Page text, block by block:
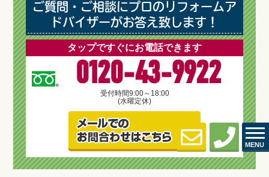
MENU
ご質問・ご相談にプロのリフォームア
ドバイザーがお答え致します！
タップですぐにお電話できます
0120-43-9922
受付時間9:00～18:00
(水曜定休)